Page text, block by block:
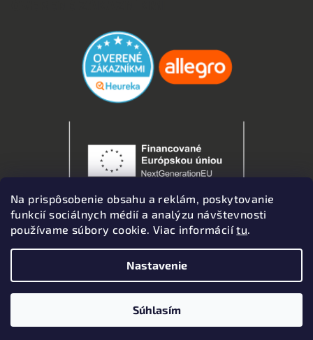
Na prispôsobenie obsahu a reklám, poskytovanie
funkcií sociálnych médií a analýzu návštevnosti
používame súbory cookie. Viac informáciítu.
Nastavenie
Súhlasím
Vytvoril Shoptet